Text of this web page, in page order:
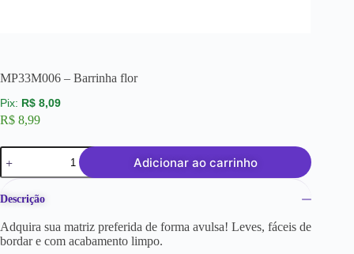
MP33M006 – Barrinha flor
R$ 8,09
R$ 8,99
Adicionar ao carrinho
Descrição
Adquira sua matriz preferida de forma avulsa! Leves, fáceis de
bordar e com acabamento limpo.